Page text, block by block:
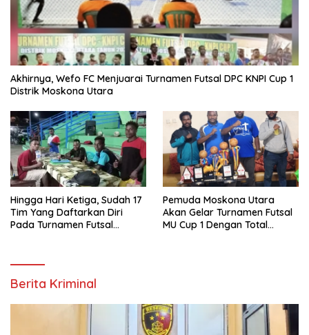
Akhirnya, Wefo FC Menjuarai Turnamen Futsal DPC KNPI Cup 1
Distrik Moskona Utara
Hingga Hari Ketiga, Sudah 17
Tim Yang Daftarkan Diri
Pada Turnamen Futsal
Pemuda Moskona Utara
Akan Gelar Turnamen Futsal
MU Cup 1 Dengan Total
Berita Kriminal